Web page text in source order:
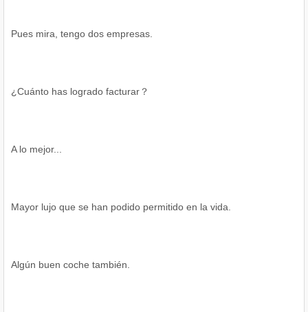
Pues mira, tengo dos empresas.
¿Cuánto has logrado facturar？
A lo mejor...
Mayor lujo que se han podido permitido en la vida.
Algún buen coche también.